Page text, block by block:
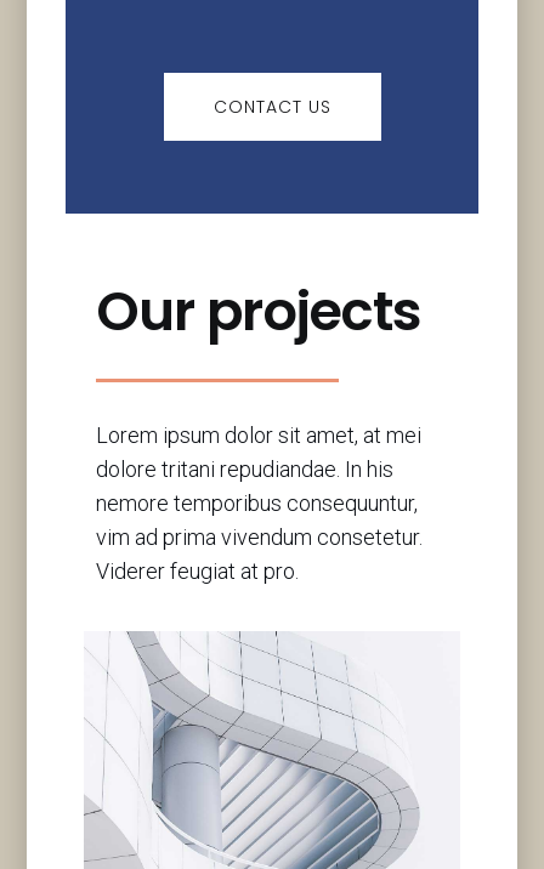
CONTACT US
Our projects
Lorem ipsum dolor sit amet, at mei
dolore tritani repudiandae. In his
nemore temporibus consequuntur,
vim ad prima vivendum consetetur.
Viderer feugiat at pro.